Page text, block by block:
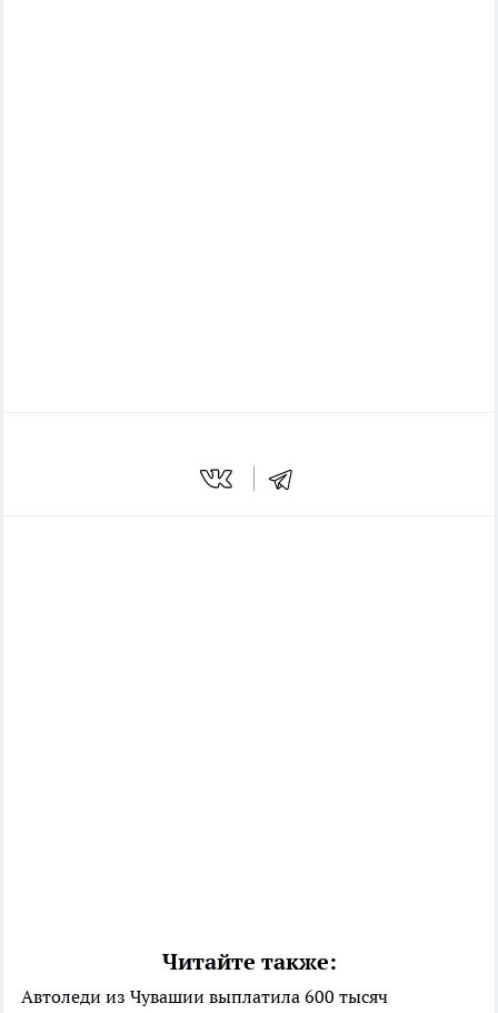
Читайте также:
Автоледи из Чувашии выплатила 600 тысяч